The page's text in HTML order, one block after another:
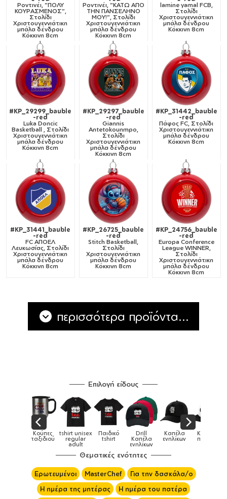
Ροντινέι, "ΠΟΛΥ
ΚΟΥΡΑΣΜΕΝΟΣ",
Στολίδι
Χριστουγεννιάτικη
μπάλα δένδρου
Κόκκινη 8cm
Ροντινέι, "ΚΑΤΩ ΑΠΟ
ΤΗΝ ΠΑΝΣΕΛΗΝΟ
ΜΟΥ!", Στολίδι
Χριστουγεννιάτικη
μπάλα δένδρου
Κόκκινη 8cm
lamine yamal FCB,
Στολίδι
Χριστουγεννιάτικη
μπάλα δένδρου
Κόκκινη 8cm
#KP_29299_bauble
-red
Luka Doncic
Basketball , Στολίδι
Χριστουγεννιάτικη
μπάλα δένδρου
Κόκκινη 8cm
#KP_29297_bauble
-red
Giannis
Antetokounmpo,
Στολίδι
Χριστουγεννιάτικη
μπάλα δένδρου
Κόκκινη 8cm
#KP_31442_bauble
-red
Πάφος FC, Στολίδι
Χριστουγεννιάτικη
μπάλα δένδρου
Κόκκινη 8cm
#KP_31441_bauble
-red
FC ΑΠΟΕΛ
Λευκωσίας, Στολίδι
Χριστουγεννιάτικη
μπάλα δένδρου
Κόκκινη 8cm
#KP_26725_bauble
-red
Stitch Basketball,
Στολίδι
Χριστουγεννιάτικη
μπάλα δένδρου
Κόκκινη 8cm
#KP_24756_bauble
-red
Europa Conference
League WINNER,
Στολίδι
Χριστουγεννιάτικη
μπάλα δένδρου
Κόκκινη 8cm
περισσότερα προϊόντα...
Επιλογή είδους
Drill
Καπέλα
ενηλίκων
Καπέλα
ενηλίκων
Καπέλα
παιδικά Κούπες Κούπες
ειδικές
Θεματικές ενότητες
Ερωτευμένοι MasterChef
Για την δασκάλα/ο
Η ημέρα της μητέρας
Η ημέρα του πατέρα